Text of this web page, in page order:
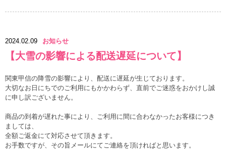
2024.02.09 お知らせ
【大雪の影響による配送遅延について】
関東甲信の降雪の影響により、配送に遅延が生じております。
大切なお日にちでのご利用にもかかわらず、直前でご迷惑をおかけし誠
に申し訳ございません。
商品の到着が遅れた事により、ご利用に間に合わなかったお客様につき
ましては、
全額ご返金にて対応させて頂きます。
お手数ですが、その旨メールにてご連絡を頂ければと思います。